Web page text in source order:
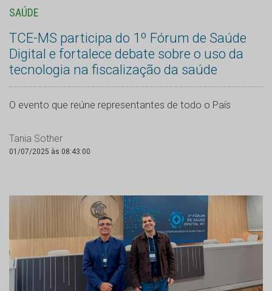
SAÚDE
TCE-MS participa do 1º Fórum de Saúde
Digital e fortalece debate sobre o uso da
tecnologia na fiscalização da saúde
O evento que reúne representantes de todo o País
Tania Sother
01/07/2025 às 08:43:00